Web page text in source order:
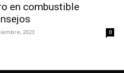
en combustible
2023 0